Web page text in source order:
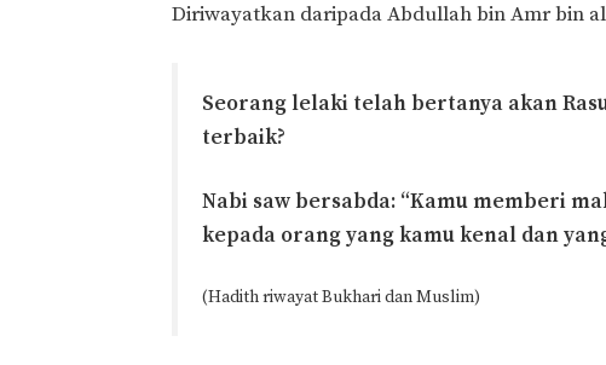
Diriwayatkan daripada Abdullah bin Amr bin
Seorang lelaki telah bertanya akan
terbaik?
Nabi saw bersabda: “Kamu memberi
kepada orang yang kamu kenal dan
(Hadith riwayat Bukhari dan Muslim)